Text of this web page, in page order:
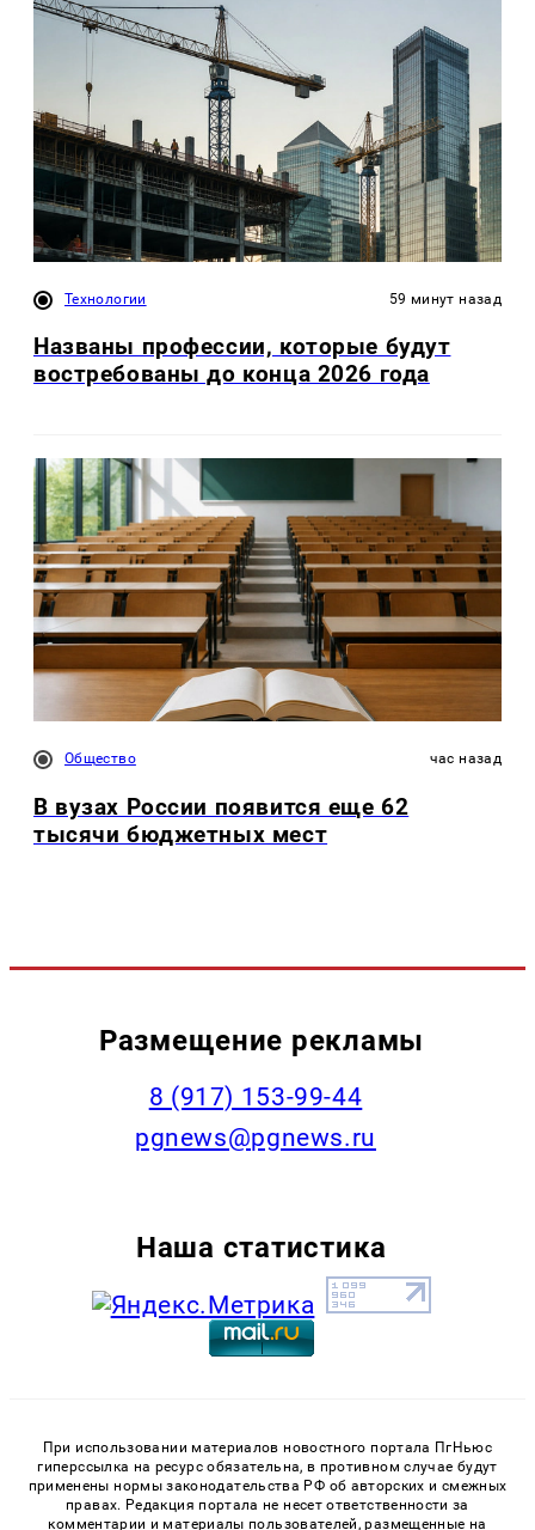
Технологии 59 минут назад
Названы профессии, которые будут
востребованы до конца 2026 года
Общество час назад
В вузах России появится еще 62
тысячи бюджетных мест
Размещение рекламы
‭8 (917) 153-99-44
pgnews@pgnews.ru
Наша статистика
При использовании материалов новостного портала ПгНьюс
гиперссылка на ресурс обязательна, в противном случае будут
применены нормы законодательства РФ об авторских и смежных
правах. Редакция портала не несет ответственности за
комментарии и материалы пользователей, размещенные на